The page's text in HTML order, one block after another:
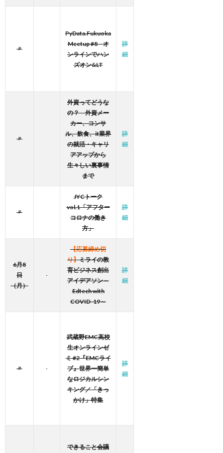
〃
PyData.Fukuoka
Meetup #8 – オ
ンラインでハン
ズオン&LT
詳
細
〃
外資ってどうな
の？ 外資メー
カー、コンサ
ル、飲食、it業界
の就活・キャリ
アアップから
生々しい裏事情
まで
詳
細
〃
JYCトーク
vol.1「アフター
コロナの働き
方」
詳
細
6月8
日
（月）
【応募締め切
り】ミライの教
育ビジネス創出
アイデアソン～
Edtech with
COVID-19～
詳
細
〃
武蔵野EMC高校
生オンラインゼ
ミ #2『EMCライ
ブ』世界一簡単
なロジカルシン
キング／「きっ
かけ」特集
詳
細
できること会議